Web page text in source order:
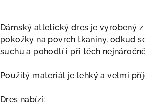
Dámský atletický dres je vyrobený
pokožky na povrch tkaniny, odkud
suchu a pohodlí i při těch
Použitý materiál je lehký a velmi
Dres nabízí: